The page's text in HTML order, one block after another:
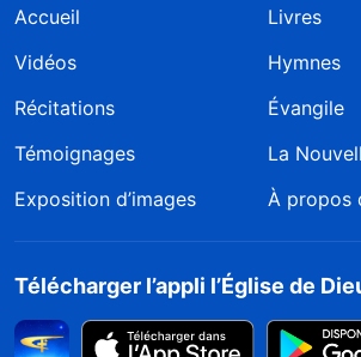
Accueil
Livres
Vidéos
Hymnes
Récitations
Évangile
Témoignages
La
Exposition d’images
À propos
Télécharger l’appli l’Église de